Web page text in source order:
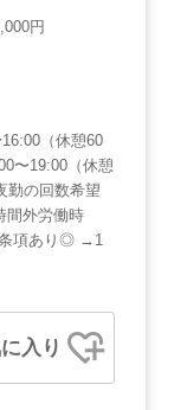
円
（休憩60
〜19:00（休憩
勤の回数希望
間外労働時
条項あり◎ →1
入り